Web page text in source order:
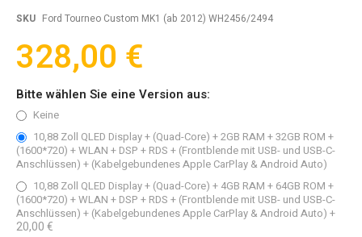
SKU Ford Tourneo Custom MK1 (ab 2012) WH2456/2494
328,00 €
Bitte wählen Sie eine Version aus:
Keine
10,88 Zoll QLED Display + (Quad-Core) + 2GB RAM + 32GB ROM +
(1600*720) + WLAN + DSP + RDS + (Frontblende mit USB- und USB-C-
Anschlüssen) + (Kabelgebundenes Apple CarPlay & Android Auto)
10,88 Zoll QLED Display + (Quad-Core) + 4GB RAM + 64GB ROM +
(1600*720) + WLAN + DSP + RDS + (Frontblende mit USB- und USB-C-
Anschlüssen) + (Kabelgebundenes Apple CarPlay & Android Auto) +
20,00 €